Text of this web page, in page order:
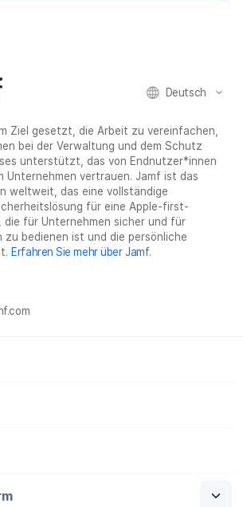
Deutsch
Ziel gesetzt, die Arbeit zu vereinfachen,
bei der Verwaltung und dem Schutz
unterstützt, das von Endnutzer*innen
Unternehmen vertrauen. Jamf ist das
weltweit, das eine vollständige
für eine Apple-first-
die für Unternehmen sicher und für
zu bedienen ist und die persönliche
Erfahren Sie mehr über Jamf.